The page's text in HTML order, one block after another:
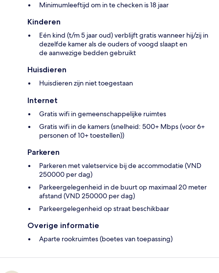
Minimumleeftijd om in te checken is 18 jaar
Kinderen
Eén kind (t/m 5 jaar oud) verblijft gratis wanneer hij/zij in
dezelfde kamer als de ouders of voogd slaapt en
de aanwezige bedden gebruikt
Huisdieren
Huisdieren zijn niet toegestaan
Internet
Gratis wifi in gemeenschappelijke ruimtes
Gratis wifi in de kamers (snelheid: 500+ Mbps (voor 6+
personen of 10+ toestellen))
Parkeren
Parkeren met valetservice bij de accommodatie (VND
250000 per dag)
Parkeergelegenheid in de buurt op maximaal 20 meter
afstand (VND 250000 per dag)
Parkeergelegenheid op straat beschikbaar
Overige informatie
Aparte rookruimtes (boetes van toepassing)